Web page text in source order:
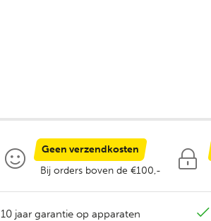
Geen verzendkosten
Bij orders boven de €100,-
10 jaar garantie op apparaten